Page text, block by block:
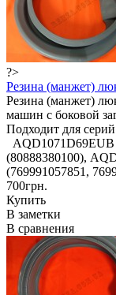
?>
Резина (манжет)
Резина (манжет)
машин с боковой
Подходит для
(80888380100),
(769991057851,
700грн.
Купить
В заметки
В сравнения